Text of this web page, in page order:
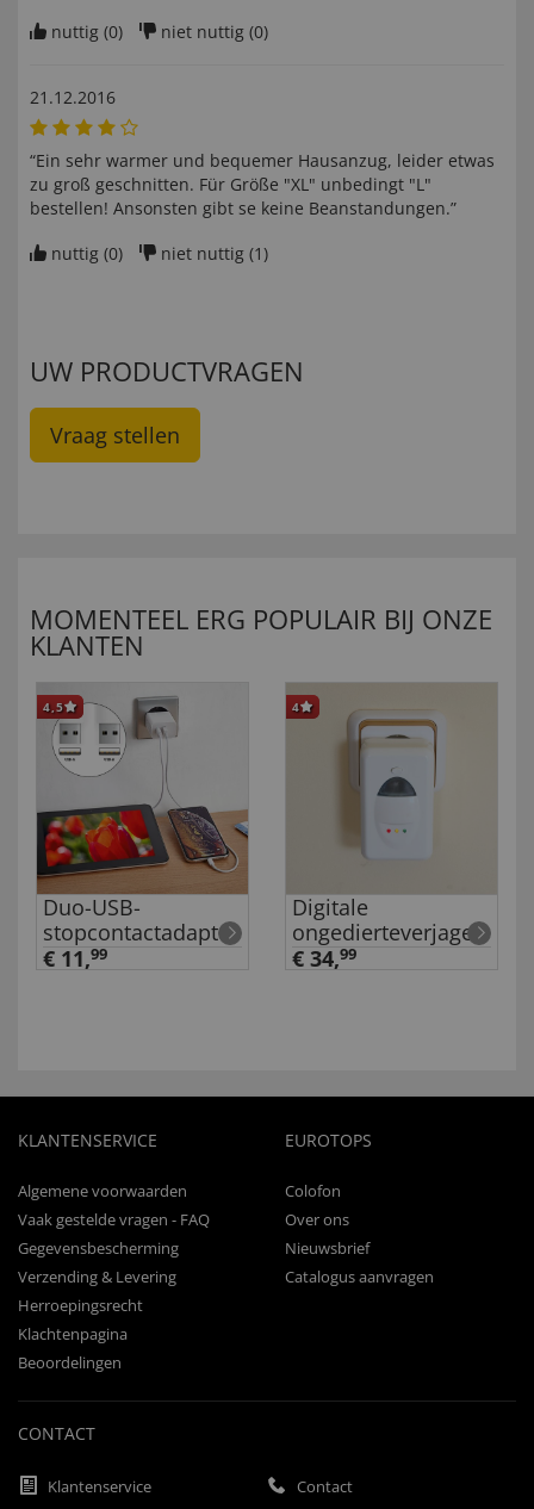
nuttig (0) niet nuttig (0)
21.12.2016
“Ein sehr warmer und bequemer Hausanzug, leider etwas
zu groß geschnitten. Für Größe "XL" unbedingt "L"
bestellen! Ansonsten gibt se keine Beanstandungen.”
nuttig (0) niet nuttig (1)
UW PRODUCTVRAGEN
Vraag stellen
MOMENTEEL ERG POPULAIR BIJ ONZE
KLANTEN
4,5
Duo-USB-
stopcontactadapter
€ 11,99
4
Digitale
ongedierteverjager
€ 34,99
KLANTENSERVICE
Algemene voorwaarden
Vaak gestelde vragen - FAQ
Gegevensbescherming
Verzending & Levering
Herroepingsrecht
Klachtenpagina
Beoordelingen
EUROTOPS
Colofon
Over ons
Nieuwsbrief
Catalogus aanvragen
CONTACT
Klantenservice Contact